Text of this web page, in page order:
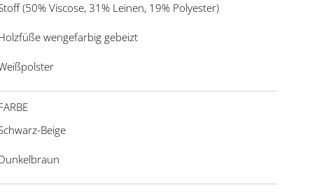
(50% Viscose, 31% Leinen, 19% Polyester)
wengefarbig gebeizt
Beige